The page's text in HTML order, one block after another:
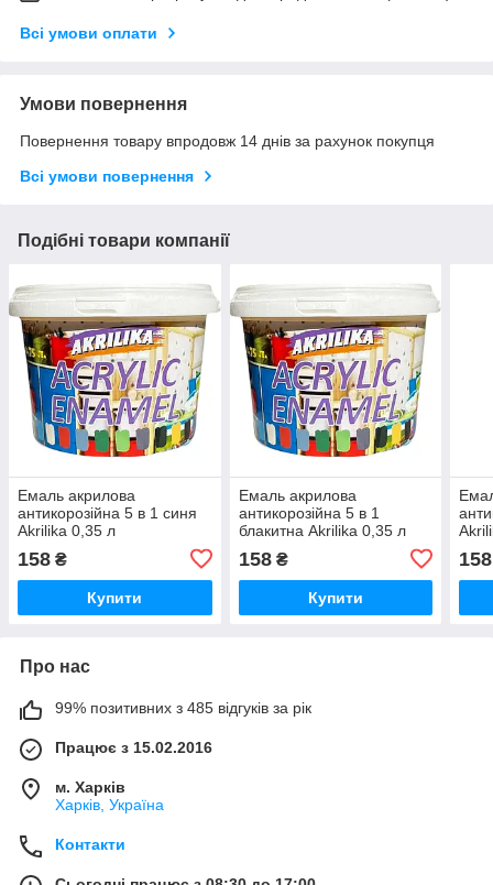
Всі умови оплати
Умови повернення
Повернення товару впродовж 14 днів за рахунок покупця
Всі умови повернення
Подібні товари компанії
Емаль акрилова
антикорозійна 5 в 1 синя
Akrilika 0,35 л
158 ₴
Купити
Емаль акрилова
антикорозійна 5 в 1
блакитна Akrilika 0,35 л
158₴
Купити
158
Про нас
99% позитивних з 485 відгуків за рік
Працює з 15.02.2016
м. Харків
Харків, Україна
Контакти